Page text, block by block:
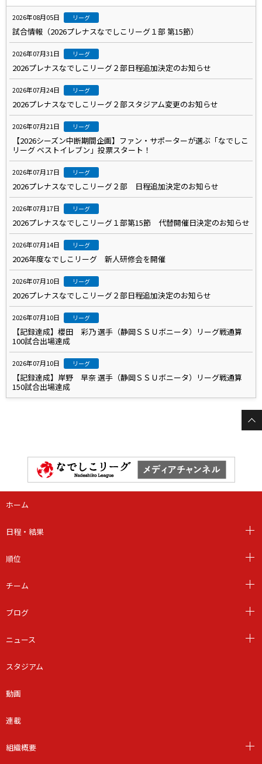
2026年08月05日 リーグ
試合情報（2026プレナスなでしこリーグ１部 第15節）
2026年07月31日 リーグ
2026プレナスなでしこリーグ２部日程追加決定のお知らせ
2026年07月24日 リーグ
2026プレナスなでしこリーグ２部スタジアム変更のお知らせ
2026年07月21日 リーグ
【2026シーズン中断期間企画】ファン・サポーターが選ぶ「なでしこ
リーグ ベストイレブン」投票スタート！
2026年07月17日 リーグ
2026プレナスなでしこリーグ２部 日程追加決定のお知らせ
2026年07月17日 リーグ
2026プレナスなでしこリーグ１部第15節 代替開催日決定のお知らせ
2026年07月14日 リーグ
2026年度なでしこリーグ 新人研修会を開催
2026年07月10日 リーグ
2026プレナスなでしこリーグ２部日程追加決定のお知らせ
2026年07月10日 リーグ
【記録達成】櫻田 彩乃 選手（静岡ＳＳＵボニータ）リーグ戦通算
100試合出場達成
2026年07月10日 リーグ
【記録達成】岸野 早奈 選手（静岡ＳＳＵボニータ）リーグ戦通算
150試合出場達成
ホーム
日程・結果
順位
チーム
ブログ
ニュース
スタジアム
動画
連載
組織概要